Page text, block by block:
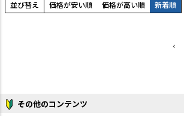
並び替え 価格が安い順 価格が高い順 新着順
その他のコンテンツ